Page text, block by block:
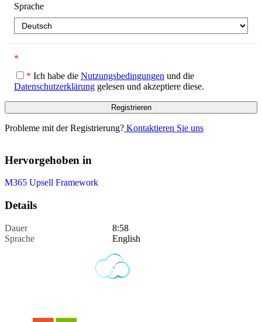
Sprache
*
* Ich habe die Nutzungsbedingungen und die
Datenschutzerklärung gelesen und akzeptiere diese.
Probleme mit der Registrierung? Kontaktieren Sie uns
Hervorgehoben in
M365 Upsell Framework
Details
Dauer
8:58
Sprache
English